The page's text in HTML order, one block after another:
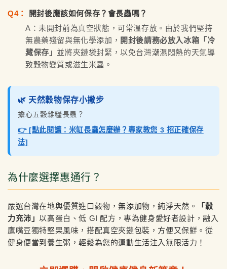
Q4：
開封後應該如何保存？會長蟲嗎？
A：未開封前為真空狀態，可常溫存放。由於我們堅持
無農藥殘留與無化學添加， 開封後請務必放入冰箱「冷
藏保存」 並將夾鏈袋封緊，以免台灣潮濕悶熱的天氣導
致穀物變質或滋生米蟲。
🌿 天然穀物保存小撇步
擔心五穀雜糧長蟲？
👉 [點此閱讀：米缸長蟲怎麼辦？專家教您 3 招正確保存
法]
為什麼選擇惠通行？
嚴選台灣在地與優質進口穀物，無添加物，純淨天然。
「穀
力充沛」以高蛋白、低 GI 配方，專為健身愛好者設計，融入
鷹嘴豆獨特堅果風味，搭配真空夾鏈包裝，方便又保鮮。從
健身便當到養生粥，輕鬆為您的運動生活注入無限活力！